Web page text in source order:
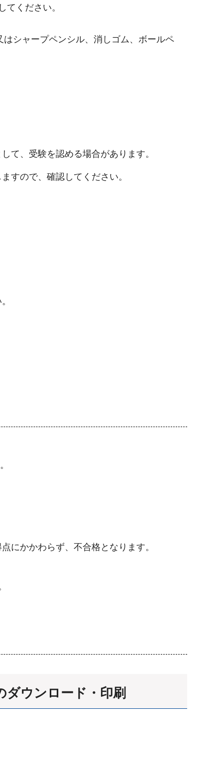
ください。
シャープペンシル、消しゴム、ボールペ
て、受験を認める場合があります。
ますので、確認してください。
にかかわらず、不合格となります。
ダウンロード・印刷